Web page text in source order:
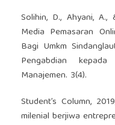
Solihin, D., Ahyani,
Media Pemasaran
Bagi Umkm
Pengabdian
Manajemen. 3(4).
Student’s Column,
milenial berjiwa